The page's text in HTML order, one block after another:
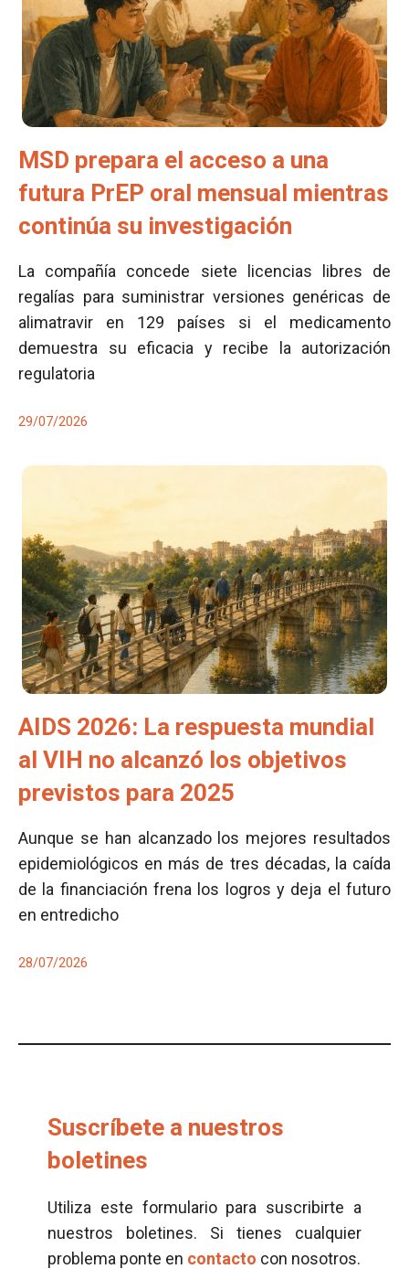
MSD prepara el acceso a una
futura PrEP oral mensual mientras
continúa su investigación
La compañía concede siete licencias libres de
regalías para suministrar versiones genéricas de
alimatravir en 129 países si el medicamento
demuestra su eficacia y recibe la autorización
regulatoria
29/07/2026
AIDS 2026: La respuesta mundial
al VIH no alcanzó los objetivos
previstos para 2025
Aunque se han alcanzado los mejores resultados
epidemiológicos en más de tres décadas, la caída
de la financiación frena los logros y deja el futuro
en entredicho
28/07/2026
Suscríbete a nuestros
boletines
Utiliza este formulario para suscribirte a
nuestros boletines. Si tienes cualquier
problema ponte en contacto con nosotros.